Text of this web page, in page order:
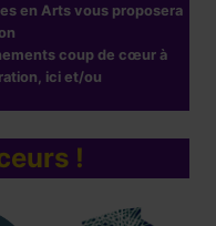
en Arts vous proposera
coup de cœur à
ici et/ou
!